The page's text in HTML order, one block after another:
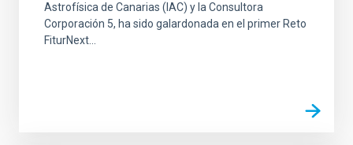
Astrofísica de Canarias (IAC) y la Consultora
Corporación 5, ha sido galardonada en el primer Reto
FiturNext...